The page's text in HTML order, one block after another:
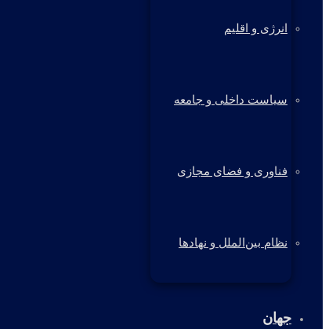
انرژی و اقلیم
سیاست داخلی و جامعه
فناوری و فضای مجازی
نظام بین‌الملل و نهادها
جهان